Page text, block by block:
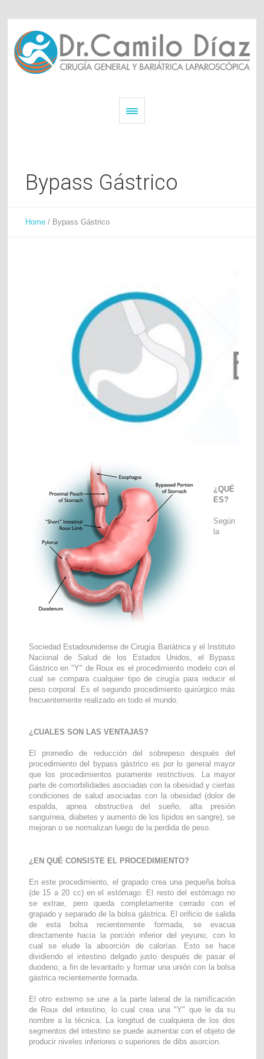
Bypass Gástrico
Home / Bypass Gástrico
¿QUÉ
ES?
Según
la
Sociedad Estadounidense de Cirugía Bariátrica y el Instituto
Nacional de Salud de los Estados Unidos, el Bypass
Gástrico en "Y" de Roux es el procedimiento modelo con el
cual se compara cualquier tipo de cirugía para reducir el
peso corporal. Es el segundo procedimiento quirúrgico más
frecuentemente realizado en todo el mundo.
¿CUALES SON LAS VENTAJAS?
El promedio de reducción del sobrepeso después del
procedimiento del bypass gástrico es por lo general mayor
que los procedimientos puramente restrictivos. La mayor
parte de comorbilidades asociadas con la obesidad y ciertas
condiciones de salud asociadas con la obesidad (dolor de
espalda, apnea obstructivadel sueño, alta presión
sanguínea, diabetes y aumento de los lípidos en sangre), se
mejoran o se normalizan luego de la perdida de peso.
¿EN QUÉ CONSISTE EL PROCEDIMIENTO?
En este procedimiento, el grapado crea una pequeña bolsa
(de 15 a 20 cc) en el estómago. El resto del estómago no
se extrae, pero queda completamente cerrado con el
grapado y separado de la bolsa gástrica. El orificio de salida
de esta bolsa recientemente formada, se evacua
directamente hacia la porción inferior del yeyuno, con lo
cual se elude la absorción de calorías. Esto se hace
dividiendo el intestino delgado justo después de pasar el
duodeno, a fin de levantarlo y formar una unión con la bolsa
gástrica recientemente formada.
El otro extremo se une a la parte lateral de la ramificación
de Roux del intestino, lo cual crea una "Y" que le da su
nombre a la técnica. La longitud de cualquiera de los dos
segmentos del intestino se puede aumentar con el objeto de
producir niveles inferiores o superiores de dibs asorcion.